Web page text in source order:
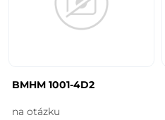
BMHM 1001-4D2
na otázku